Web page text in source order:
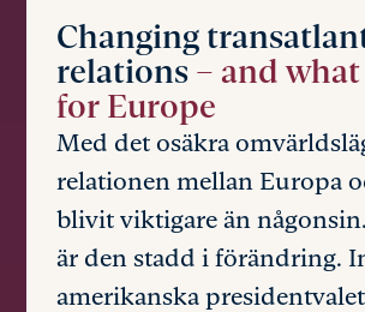
Changing
relations – and
for Europe
Med det osäkra
relationen mellan Europa
blivit viktigare än
är den stadd i förändring.
amerikanska